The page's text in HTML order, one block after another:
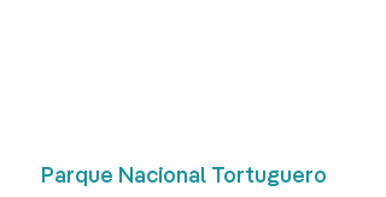
Parque Nacional Tortuguero